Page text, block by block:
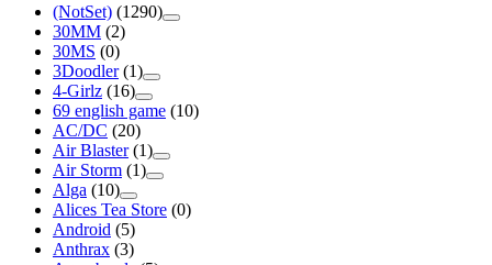
(NotSet) (1290)
30MM (2)
30MS (0)
3Doodler (1)
4-Girlz (16)
69 english game (10)
AC/DC (20)
Air Blaster (1)
Air Storm (1)
Alga (10)
Alices Tea Store (0)
Android (5)
Anthrax (3)